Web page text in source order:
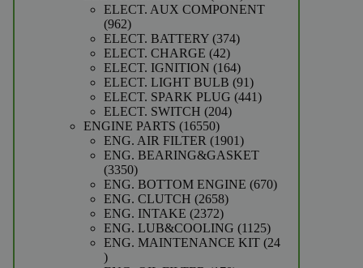
producten
ELECT. AUX COMPONENT
962962
producten
ELECT. BATTERY 374374
ELECT. CHARGE 4242
producten
ELECT. IGNITION 164164
producten
ELECT. LIGHT BULB 9191
producten
ELECT. SPARK PLUG 441441
ELECT. SWITCH 204204
ENGINE PARTS 1655016550
producten
ENG. AIR FILTER 19011901
producten
ENG. BEARING&GASKET
33503350
producten
ENG. BOTTOM ENGINE 670670
ENG. CLUTCH 26582658
ENG. INTAKE 23722372
producten
ENG. LUB&COOLING 11251125
producten
ENG. MAINTENANCE KIT 24
24